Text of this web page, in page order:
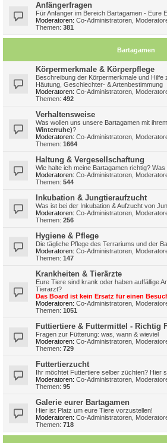
Anfängerfragen
Für Anfänger im Bereich Bartagamen - Eure
Moderatoren: Co-Administratoren
Themen: 381
Bartagamen
Körpermerkmale & Körperpflege
Beschreibung der Körpermerkmale und Hilfe
Häutung, Geschlechter- & Artenbestimmung
Moderatoren: Co-Administratoren
Themen: 492
Verhaltensweise
Was wollen uns unsere Bartagamen mit
Winterruhe)?
Moderatoren: Co-Administratoren
Themen: 1664
Haltung & Vergesellschaftung
Wie halte ich meine Bartagamen richtig?
Moderatoren: Co-Administratoren
Themen: 544
Inkubation & Jungtieraufzucht
Was ist bei der Inkubation & Aufzucht von
Moderatoren: Co-Administratoren
Themen: 256
Hygiene & Pflege
Die tägliche Pflege des Terrariums und der
Moderatoren: Co-Administratoren
Themen: 147
Krankheiten & Tierärzte
Eure Tiere sind krank oder haben auffällige
Tierarzt?
Das Board ist kein Ersatz für einen
Moderatoren: Co-Administratoren
Themen: 1051
Futtiertiere & Futtermittel - Richtig
Fragen zur Fütterung: was, wann & wieviel
Moderatoren: Co-Administratoren
Themen: 729
Futtertierzucht
Ihr möchtet Futtertiere selber züchten? Hier
Moderatoren: Co-Administratoren
Themen: 95
Galerie eurer Bartagamen
Hier ist Platz um eure Tiere vorzustellen!
Moderatoren: Co-Administratoren
Themen: 718